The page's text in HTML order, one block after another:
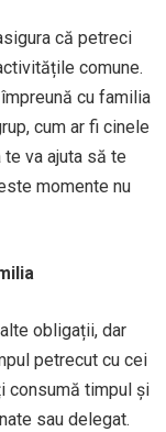
că petreci
comune.
cu familia
cum ar fi cinele
va ajuta să te
momente nu
obligații, dar
petrecut cu cei
consumă timpul și
sau delegat.